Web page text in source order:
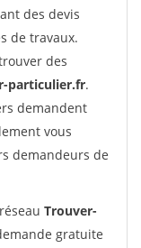
des devis
de travaux.
des
particulier.fr.
demandent
vous
demandeurs de
Trouver-
gratuite